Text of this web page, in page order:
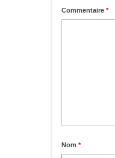
Commentaire *
Nom *